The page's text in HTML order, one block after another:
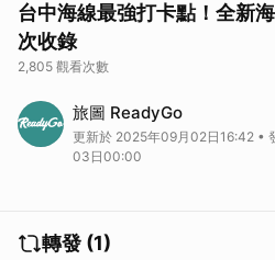
台中海線最強打卡點！全新
次收錄
2,805 觀看次數
看更多旅遊攻略：
2025台中新景點 ｜一次盤點IG爆紅景點
-
關注最夯旅遊話題追蹤ReadyGo IG
呼叫旅遊小幫手
更多精選景點住宿美食
旅圖 ReadyGo
更新於 2025年09月02日16:42 •
03日00:00
轉發 (1)